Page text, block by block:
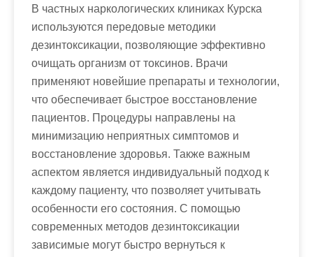
В частных наркологических клиниках Курска
используются передовые методики
дезинтоксикации, позволяющие эффективно
очищать организм от токсинов. Врачи
применяют новейшие препараты и технологии,
что обеспечивает быстрое восстановление
пациентов. Процедуры направлены на
минимизацию неприятных симптомов и
восстановление здоровья. Также важным
аспектом является индивидуальный подход к
каждому пациенту, что позволяет учитывать
особенности его состояния. С помощью
современных методов дезинтоксикации
зависимые могут быстро вернуться к